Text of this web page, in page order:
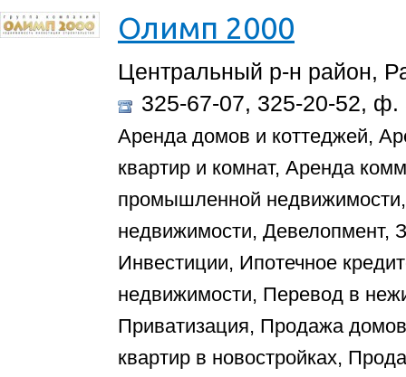
Олимп 2000
Центральный р-н район,
325-67-07, 325-20-52, ф.
Аренда домов и коттеджей,
квартир и комнат, Аренда
промышленной
недвижимости, Девелопмент,
Инвестиции, Ипотечное
недвижимости, Перевод в
Приватизация, Продажа
квартир в новостройках,